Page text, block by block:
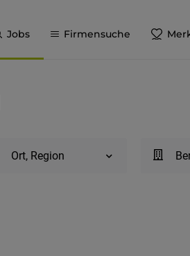
Jobs Firmensuche
Ort, Region